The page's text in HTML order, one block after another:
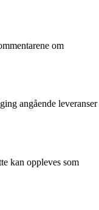
om
angående leveranser
kan oppleves som